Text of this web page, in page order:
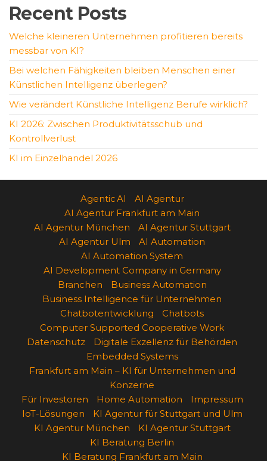
Recent Posts
Welche kleineren Unternehmen profitieren bereits
messbar von KI?
Bei welchen Fähigkeiten bleiben Menschen einer
Künstlichen Intelligenz überlegen?
Wie verändert Künstliche Intelligenz Berufe wirklich?
KI 2026: Zwischen Produktivitätsschub und
Kontrollverlust
KI im Einzelhandel 2026
Agentic AI
AI Agentur
AI Agentur Frankfurt am Main
AI Agentur München
AI Agentur Stuttgart
AI Agentur Ulm
AI Automation
AI Automation System
AI Development Company in Germany
Branchen
Business Automation
Business Intelligence für Unternehmen
Chatbotentwicklung
Chatbots
Computer Supported Cooperative Work
Datenschutz
Digitale Exzellenz für Behörden
Embedded Systems
Frankfurt am Main – KI für Unternehmen und
Konzerne
Für Investoren
Home Automation
Impressum
IoT-Lösungen
KI Agentur für Stuttgart und Ulm
KI Agentur München
KI Agentur Stuttgart
KI Beratung Berlin
KI Beratung Frankfurt am Main